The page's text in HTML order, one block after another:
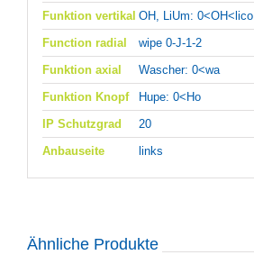
Funktion vertikal OH, LiUm: 0<OH<lico
Function radial
wipe 0-J-1-2
Funktion axial
Wascher: 0<wa
Funktion Knopf
Hupe: 0<Ho
IP Schutzgrad
20
Anbauseite
links
Ähnliche Produkte